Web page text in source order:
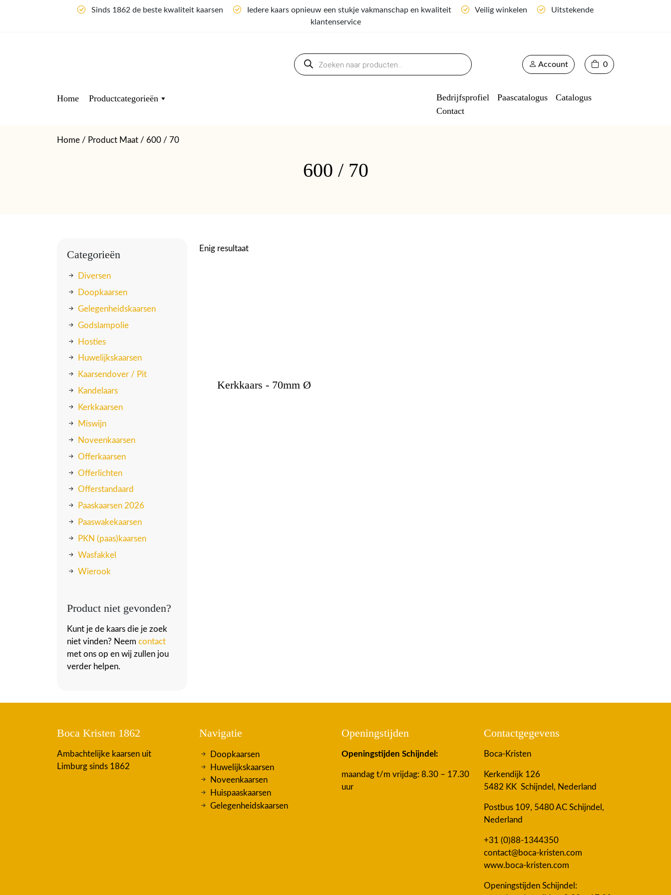
Sinds 1862 de beste kwaliteit kaarsen Iedere kaars opnieuw een stukje vakmanschap en kwaliteit Veilig winkelen
Uitstekende
klantenservice
Producten
zoeken
Account 0
Home Productcategorieën Bedrijfsprofiel Paascatalogus
Catalogus
Contact
Home / Product Maat / 600 / 70
600 / 70
Categorieën
Diversen
Doopkaarsen
Gelegenheidskaarsen
Godslampolie
Hosties
Huwelijkskaarsen
Kaarsendover / Pit
Kandelaars
Kerkkaarsen
Miswijn
Noveenkaarsen
Offerkaarsen
Offerlichten
Offerstandaard
Paaskaarsen 2026
Paaswakekaarsen
PKN (paas)kaarsen
Wasfakkel
Wierook
Product niet gevonden?
Kunt je de kaars die je zoek
niet vinden? Neem contact
met ons op en wij zullen jou
verder helpen.
Enig resultaat
Kerkkaars - 70mm Ø
Boca Kristen 1862
Ambachtelijke kaarsen uit
Limburg sinds 1862
Navigatie
Doopkaarsen
Huwelijkskaarsen
Noveenkaarsen
Huispaaskaarsen
Gelegenheidskaarsen
Openingstijden
Openingstijden Schijndel:
maandag t/m vrijdag: 8.30 – 17.30
uur
Contactgegevens
Boca-Kristen
Kerkendijk 126
5482 KK Schijndel, Nederland
Postbus 109, 5480 AC Schijndel,
Nederland
+31 (0)88-1344350
contact@boca-kristen.com
www.boca-kristen.com
Openingstijden Schijndel: